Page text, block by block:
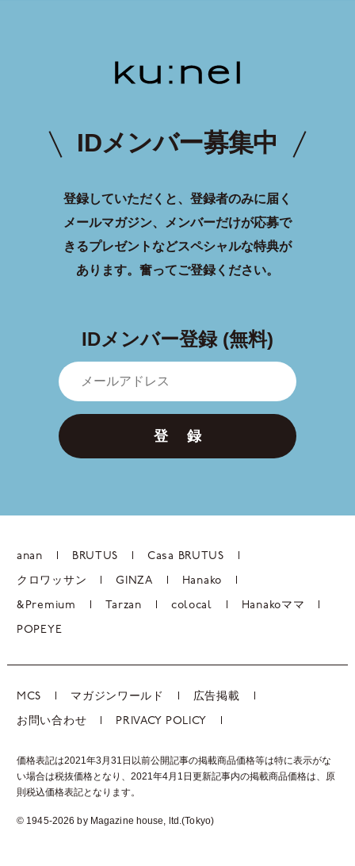
IDメンバー募集中
登録していただくと、登録者のみに届く
メールマガジン、メンバーだけが応募で
きるプレゼントなどスペシャルな特典が
あります。 奮ってご登録ください。
IDメンバー登録 (無料)
登 録
anan BRUTUS Casa BRUTUS
クロワッサン GINZA Hanako
&Premium Tarzan colocal Hanakoママ
POPEYE
MCS マガジンワールド 広告掲載
お問い合わせ PRIVACY POLICY
価格表記は2021年3月31日以前公開記事の掲載商品価格等は特に表示がな
い場合は税抜価格となり、2021年4月1日更新記事内の掲載商品価格は、 原
則税込価格表記となります。
© 1945-2026 by Magazine house, ltd.(Tokyo)